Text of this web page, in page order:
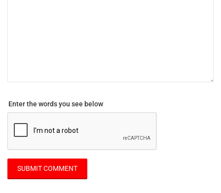
Enter the words you see below